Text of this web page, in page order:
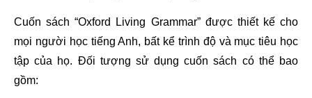
Cuốn sách “Oxford Living Grammar” được thiết kế cho
mọi người học tiếng Anh, bất kể trình độ và mục tiêu học
tập của họ. Đối tượng sử dụng cuốn sách có thể bao
gồm: